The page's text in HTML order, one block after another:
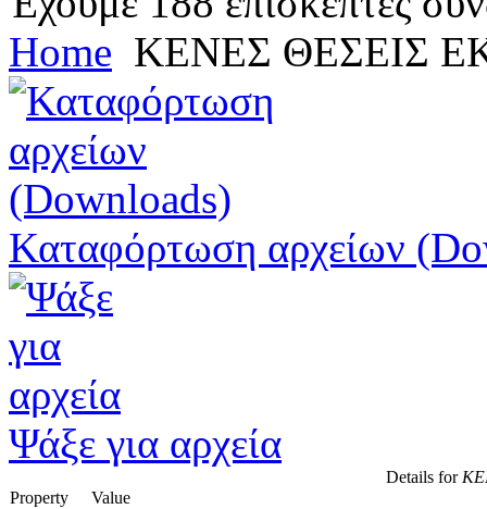
Home ΚΕΝΕΣ ΘΕΣΕΙΣ
Καταφόρτωση αρχείων
Ψάξε για αρχεία
Details for
Property
Value